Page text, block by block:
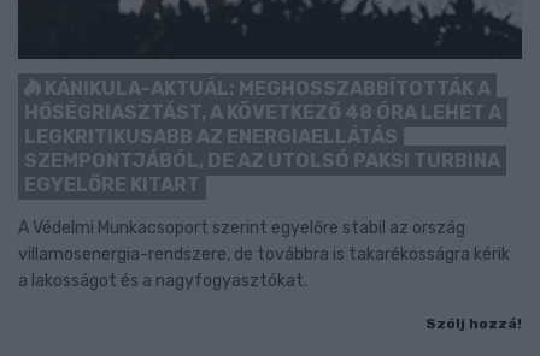
KÁNIKULA-AKTUÁL: MEGHOSSZABBÍTOTTÁK A
HŐSÉGRIASZTÁST, A KÖVETKEZŐ 48 ÓRA LEHET A
LEGKRITIKUSABB AZ ENERGIAELLÁTÁS
SZEMPONTJÁBÓL, DE AZ UTOLSÓ PAKSI TURBINA
EGYELŐRE KITART
A Védelmi Munkacsoport szerint egyelőre stabil az ország
villamosenergia-rendszere, de továbbra is takarékosságra kérik
a lakosságot és a nagyfogyasztókat.
Szólj hozzá!